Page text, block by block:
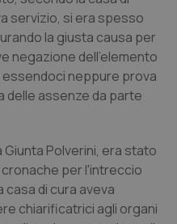
servizio, si era spesso
la giusta causa per
negazione dell'elemento
neppure prova
delle assenze da parte
Giunta Polverini, era stato
per l'intreccio
di cura aveva
chiarificatrici agli organi